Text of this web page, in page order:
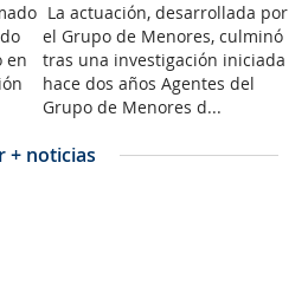
en
La actuación, desarrollada por
el Grupo de Menores, culminó
tras una investigación iniciada
hace dos años Agentes del
Grupo de Menores d...
+ noticias